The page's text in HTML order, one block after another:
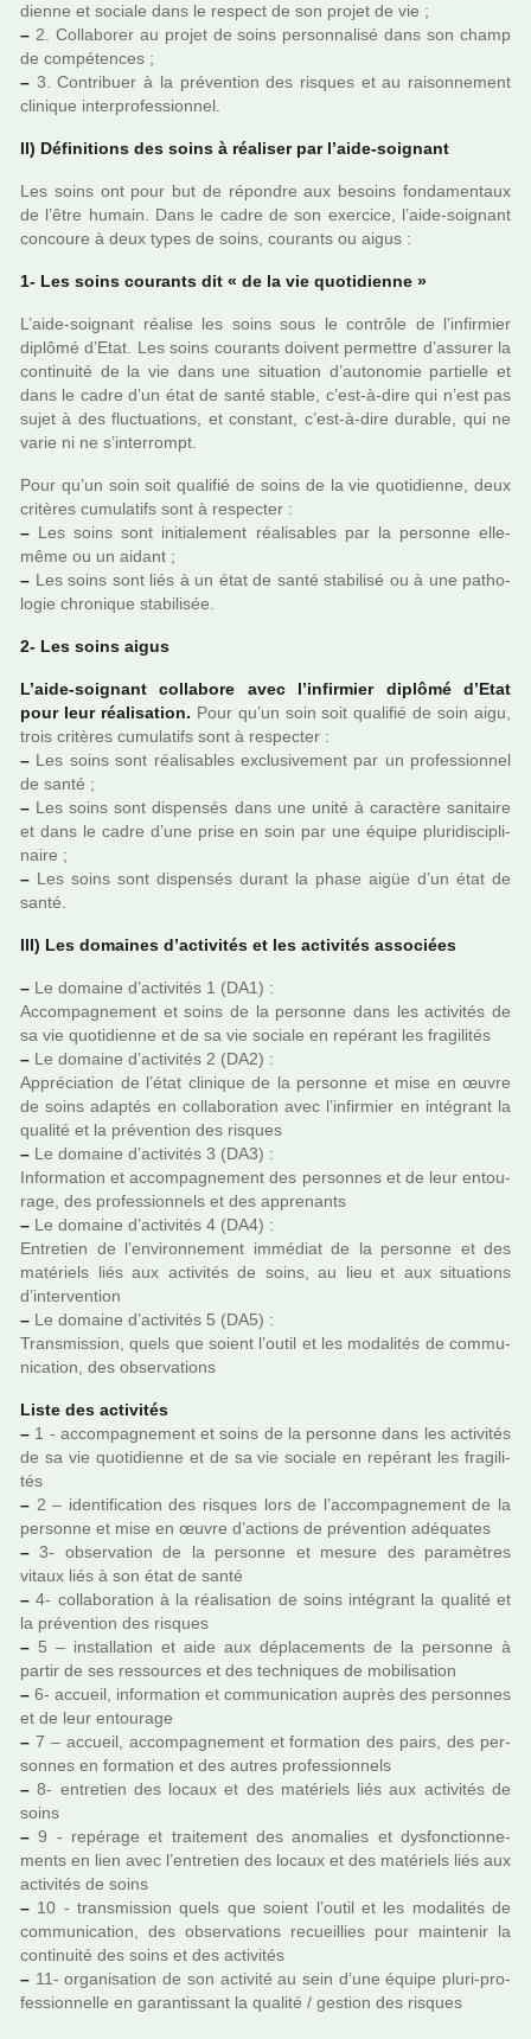
dienne et sociale dans le res­pect de son projet de vie ;
– 2. Collaborer au projet de soins per­son­na­lisé dans son champ
de com­pé­ten­ces ;
– 3. Contribuer à la pré­ven­tion des ris­ques et au rai­son­ne­ment
cli­ni­que inter­pro­fes­sion­nel.
II) Définitions des soins à réa­li­ser par l’aide-soi­gnant
Les soins ont pour but de répon­dre aux besoins fon­da­men­taux
de l’être humain. Dans le cadre de son exer­cice, l’aide-soi­gnant
concoure à deux types de soins, cou­rants ou aigus :
1- Les soins cou­rants dit « de la vie quo­ti­dienne »
L’aide-soi­gnant réa­lise les soins sous le contrôle de l’infir­mier
diplômé d’Etat. Les soins cou­rants doi­vent per­met­tre d’assu­rer la
conti­nuité de la vie dans une situa­tion d’auto­no­mie par­tielle et
dans le cadre d’un état de santé stable, c’est-à-dire qui n’est pas
sujet à des fluc­tua­tions, et cons­tant, c’est-à-dire dura­ble, qui ne
varie ni ne s’inter­rompt.
Pour qu’un soin soit qua­li­fié de soins de la vie quo­ti­dienne, deux
cri­tè­res cumu­la­tifs sont à res­pec­ter :
– Les soins sont ini­tia­le­ment réa­li­sa­bles par la per­sonne elle-
même ou un aidant ;
– Les soins sont liés à un état de santé sta­bi­lisé ou à une patho­
lo­gie chro­ni­que sta­bi­li­sée.
2- Les soins aigus
L’aide-soi­gnant col­la­bore avec l’infir­mier diplômé d’Etat
pour leur réa­li­sa­tion. Pour qu’un soin soit qua­li­fié de soin aigu,
trois cri­tè­res cumu­la­tifs sont à res­pec­ter :
– Les soins sont réa­li­sa­bles exclu­si­ve­ment par un pro­fes­sion­nel
de santé ;
– Les soins sont dis­pen­sés dans une unité à carac­tère sani­taire
et dans le cadre d’une prise en soin par une équipe plu­ri­dis­ci­pli­
naire ;
– Les soins sont dis­pen­sés durant la phase aigüe d’un état de
santé.
III) Les domai­nes d’acti­vi­tés et les acti­vi­tés asso­ciées
– Le domaine d’acti­vi­tés 1 (DA1) :
Accompagnement et soins de la per­sonne dans les acti­vi­tés de
sa vie quo­ti­dienne et de sa vie sociale en repé­rant les fra­gi­li­tés
– Le domaine d’acti­vi­tés 2 (DA2) :
Appréciation de l’état cli­ni­que de la per­sonne et mise en œuvre
de soins adap­tés en col­la­bo­ra­tion avec l’infir­mier en inté­grant la
qua­lité et la pré­ven­tion des ris­ques
– Le domaine d’acti­vi­tés 3 (DA3) :
Information et accom­pa­gne­ment des per­son­nes et de leur entou­
rage, des pro­fes­sion­nels et des appre­nants
– Le domaine d’acti­vi­tés 4 (DA4) :
Entretien de l’envi­ron­ne­ment immé­diat de la per­sonne et des
maté­riels liés aux acti­vi­tés de soins, au lieu et aux situa­tions
d’inter­ven­tion
– Le domaine d’acti­vi­tés 5 (DA5) :
Transmission, quels que soient l’outil et les moda­li­tés de com­mu­
ni­ca­tion, des obser­va­tions
Liste des acti­vi­tés
– 1 - accom­pa­gne­ment et soins de la per­sonne dans les acti­vi­tés
de sa vie quo­ti­dienne et de sa vie sociale en repé­rant les fra­gi­li­
tés
– 2 – iden­ti­fi­ca­tion des ris­ques lors de l’accom­pa­gne­ment de la
per­sonne et mise en œuvre d’actions de pré­ven­tion adé­qua­tes
– 3- obser­va­tion de la per­sonne et mesure des para­mè­tres
vitaux liés à son état de santé
– 4- col­la­bo­ra­tion à la réa­li­sa­tion de soins inté­grant la qua­lité et
la pré­ven­tion des ris­ques
– 5 – ins­tal­la­tion et aide aux dépla­ce­ments de la per­sonne à
partir de ses res­sour­ces et des tech­ni­ques de mobi­li­sa­tion
– 6- accueil, infor­ma­tion et com­mu­ni­ca­tion auprès des per­son­nes
et de leur entou­rage
– 7 – accueil, accom­pa­gne­ment et for­ma­tion des pairs, des per­
son­nes en for­ma­tion et des autres pro­fes­sion­nels
– 8- entre­tien des locaux et des maté­riels liés aux acti­vi­tés de
soins
– 9 - repé­rage et trai­te­ment des ano­ma­lies et dys­fonc­tion­ne­
ments en lien avec l’entre­tien des locaux et des maté­riels liés aux
acti­vi­tés de soins
– 10 - trans­mis­sion quels que soient l’outil et les moda­li­tés de
com­mu­ni­ca­tion, des obser­va­tions recueillies pour main­te­nir la
conti­nuité des soins et des acti­vi­tés
– 11- orga­ni­sa­tion de son acti­vité au sein d’une équipe pluri-pro­
fes­sion­nelle en garan­tis­sant la qua­lité / ges­tion des ris­ques